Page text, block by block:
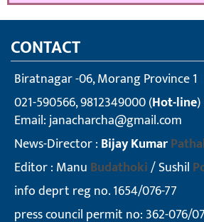
CONTACT
Biratnagar -06, Morang Province 1
021-590566, 9812349000 (Hot-line)
Email:janacharcha@gmail.com
News-Director : Bijay Kumar
Editor : Manu Budathoki/ Sushil
info deprt reg no. 1654/076-77
press council permit no: 362-076/